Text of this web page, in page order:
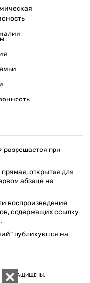
разрешается при
открытая для
абзаце на
воспроизведение
содержащих ссылку
публикуются на
ПРАВА ЗАЩИЩЕНЫ.